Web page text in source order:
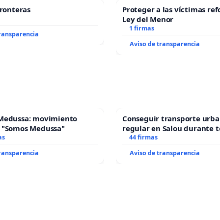
Proteger a las víctimas
Ley del Menor
1 firmas
Aviso de transparencia
movimiento
Medussa"
Conseguir transporte
regular en Salou durante
44 firmas
Aviso de transparencia